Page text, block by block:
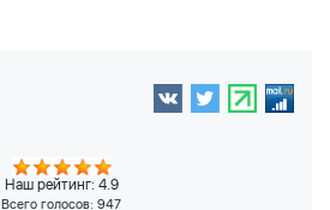
Наш рейтинг: 4.9
Всего голосов: 947